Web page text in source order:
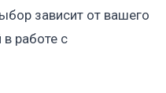
зависит от вашего
работе с